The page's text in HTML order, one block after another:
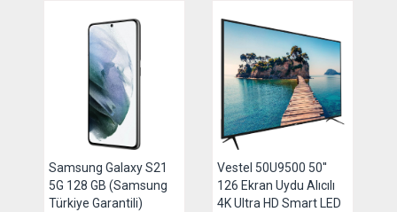
Samsung Galaxy S21
5G 128 GB (Samsung
Türkiye Garantili)
Vestel 50U9500 50''
126 Ekran Uydu Alıcılı
4K Ultra HD Smart LED